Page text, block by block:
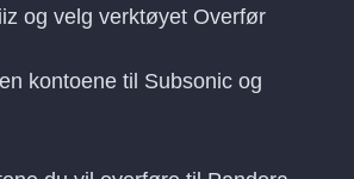
og velg verktøyet Overfør
kontoene til Subsonic og